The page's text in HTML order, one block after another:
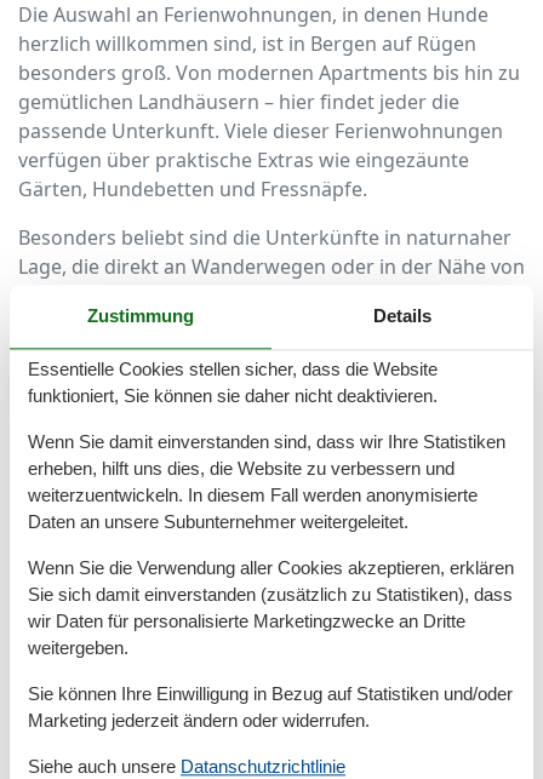
Die Auswahl an Ferienwohnungen, in denen Hunde
herzlich willkommen sind, ist in Bergen auf Rügen
besonders groß. Von modernen Apartments bis hin zu
gemütlichen Landhäusern – hier findet jeder die
passende Unterkunft. Viele dieser Ferienwohnungen
verfügen über praktische Extras wie eingezäunte
Gärten, Hundebetten und Fressnäpfe.
Besonders beliebt sind die Unterkünfte in naturnaher
Lage, die direkt an Wanderwegen oder in der Nähe von
der Haustür zu spannenden Entdeckungstouren durch
die traumhafte Landschaft der Insel.
Erlebnisse und Ausflugsziele für einen
Urlaub mit Hund
Rügen ist ein Paradies für Hundebesitzer. Rund um
Bergen auf Rügen erwarten Sie zahlreiche Wander-
Naturkulissen führen. Der Rugard, ein bewaldeter
Höhenzug direkt in Bergen, bietet herrliche Rundwege
mit tollen Aussichtspunkten.
Auch die Küste ist schnell erreicht: Besuchen Sie den
Hundestrand in Binz oder Göhren, wo Ihr Vierbeiner
Zustimmung Details
Essentielle Cookies stellen sicher, dass die Website
funktioniert, Sie können sie daher nicht deaktivieren.
Wenn Sie damit einverstanden sind, dass wir Ihre Statistiken
erheben, hilft uns dies, die Website zu verbessern und
weiterzuentwickeln. In diesem Fall werden anonymisierte
Daten an unsere Subunternehmer weitergeleitet.
Wenn Sie die Verwendung aller Cookies akzeptieren, erklären
Sie sich damit einverstanden (zusätzlich zu Statistiken), dass
wir Daten für personalisierte Marketingzwecke an Dritte
weitergeben.
Sie können Ihre Einwilligung in Bezug auf Statistiken und/oder
Marketing jederzeit ändern oder widerrufen.
Siehe auch unsere Datanschutzrichtlinie